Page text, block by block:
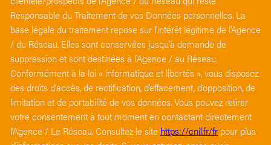
Responsable du Traitement de vos Données personnelles. La
base légale du traitement repose sur l'intérêt légitime de l'Agence
/ du Réseau. Elles sont conservées jusqu'à demande de
suppression et sont destinées à l'Agence / au Réseau.
Conformément à la loi « informatique et libertés », vous disposez
des droits d’accès, de rectification, d’effacement, d’opposition, de
limitation et de portabilité de vos données. Vous pouvez retirer
votre consentement à tout moment en contactant directement
l’Agence / Le Réseau. Consultez le site https://cnil.fr/fr pour plus